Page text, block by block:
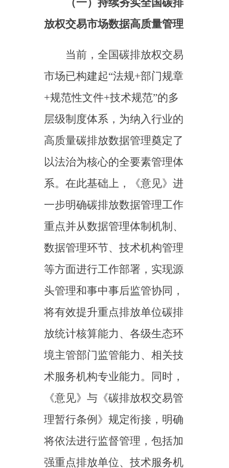
层级制度体系，为纳入行业的
高质量碳排放数据管理奠定了
以法治为核心的全要素管理体
一步明确碳排放数据管理工作
重点并从数据管理体制机制、
数据管理环节、技术机构管理
等方面进行工作部署，实现源
头管理和事中事后监管协同，
将有效提升重点排放单位碳排
放统计核算能力、各级生态环
《意见》与《碳排放权交易管
理暂行条例》规定衔接，明确
将依法进行监督管理，包括加
强重点排放单位、技术服务机
构信用监督管理，加大违法违
规行为查处力度，对弄虚作假
行为保持高压严打态势。
（二）创新数据质量管理
机制，有效提高管理效率
技术赋能是碳市场高质量
运行的关键支撑，《意见》明